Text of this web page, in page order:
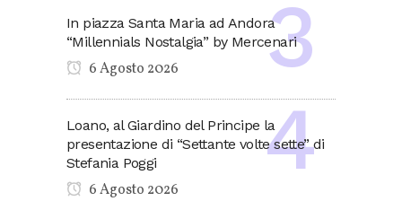
In piazza Santa Maria ad Andora
“Millennials Nostalgia” by Mercenari
6 Agosto 2026
Loano, al Giardino del Principe la
presentazione di “Settante volte sette” di
Stefania Poggi
6 Agosto 2026